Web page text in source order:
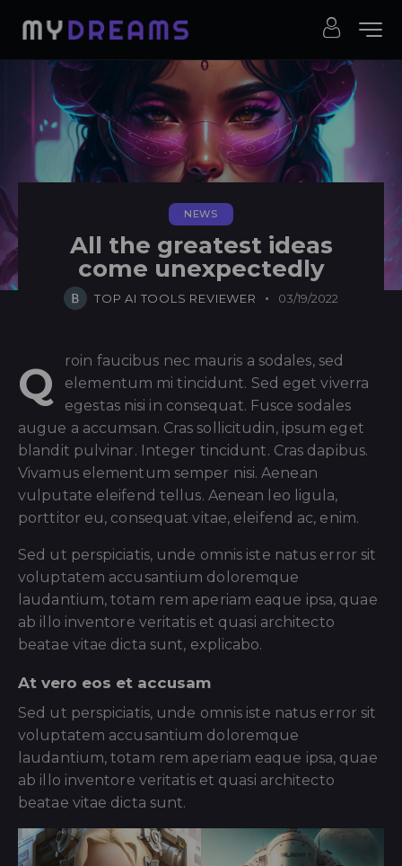
NEWS
All the greatest ideas
come unexpectedly
TOP AI TOOLS REVIEWER 03/19/2022
Q
roin faucibus nec mauris a sodales, sed
elementum mi tincidunt. Sed eget viverra
egestas nisi in consequat. Fusce sodales
augue a accumsan. Cras sollicitudin, ipsum eget
blandit pulvinar. Integer tincidunt. Cras dapibus.
Vivamus elementum semper nisi. Aenean
vulputate eleifend tellus. Aenean leo ligula,
porttitor eu, consequat vitae, eleifend ac, enim.
Sed ut perspiciatis, unde omnis iste natus error sit
voluptatem accusantium doloremque
laudantium, totam rem aperiam eaque ipsa, quae
ab illo inventore veritatis et quasi architecto
beatae vitae dicta sunt, explicabo.
At vero eos et accusam
Sed ut perspiciatis, unde omnis iste natus error sit
voluptatem accusantium doloremque
laudantium, totam rem aperiam eaque ipsa, quae
ab illo inventore veritatis et quasi architecto
beatae vitae dicta sunt.